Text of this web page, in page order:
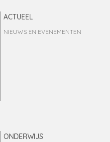
ACTUEEL
NIEUWS EN EVENEMENTEN
ONDERWIJS